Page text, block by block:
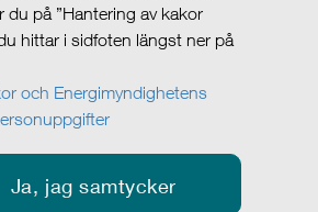
du på ”Hantering av kakor
hittar i sidfoten längst ner på
och Energimyndighetens
Ja, jag samtycker